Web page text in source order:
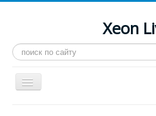
Xeon
Искать...
Toggle
Navigation